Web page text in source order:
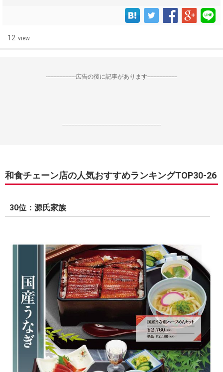
12 view
--------------------広告の後に記事があります--------------------
------------------------------------------------------------------
和食チェーン店の人気おすすめランキングTOP30-26
30位：源氏家族